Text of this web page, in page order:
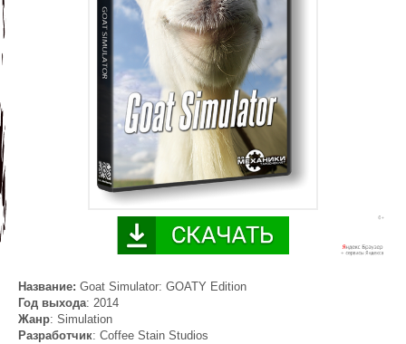
Название: Goat Simulator: GOATY Edition
Год выхода: 2014
Жанр: Simulation
Разработчик: Coffee Stain Studios